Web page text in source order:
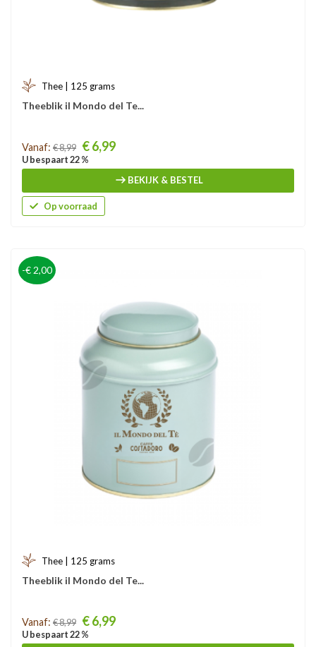
Thee | 125 grams
Theeblik il Mondo del Te...
Prijs
Vanaf: € 8,99 € 6,99
U bespaart 22 %
BEKIJK & BESTEL
Op voorraad
-€ 2,00
Thee | 125 grams
Theeblik il Mondo del Te...
Prijs
Vanaf: € 8,99 € 6,99
U bespaart 22 %